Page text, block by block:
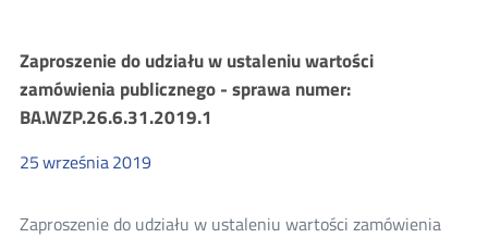
ofert
-
sprawa
numer:
Zaproszenie do udziału w ustaleniu wartości
zamówienia publicznego - sprawa numer:
BA.WZP.26.6.31.2019.1
25września2019
Zaproszenie do udziału w ustaleniu wartości zamówienia